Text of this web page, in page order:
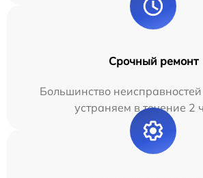
Срочный ремонт
Большинство
устраняем в течение 2